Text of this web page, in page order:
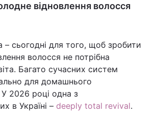
відновлення волосся
сьогодні для того, щоб зробити
волосся не потрібна
Багато сучасних систем
для домашнього
2026 році одна з
в Україні – deeply total revival.